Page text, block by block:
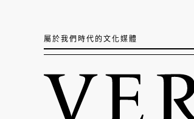
屬於我們時代的文化媒體